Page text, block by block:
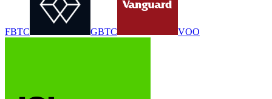
FBTC GBTC VOO